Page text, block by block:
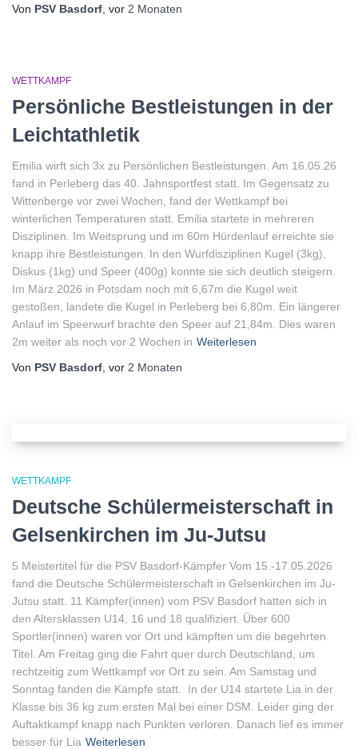
Von PSV Basdorf , vor 2 Monaten
WETTKAMPF
Persönliche Bestleistungen in der
Leichtathletik
Emilia wirft sich 3x zu Persönlichen Bestleistungen. Am 16.05.26
fand in Perleberg das 40. Jahnsportfest statt. Im Gegensatz zu
Wittenberge vor zwei Wochen, fand der Wettkampf bei
winterlichen Temperaturen statt. Emilia startete in mehreren
Disziplinen. Im Weitsprung und im 60m Hürdenlauf erreichte sie
knapp ihre Bestleistungen. In den Wurfdisziplinen Kugel (3kg),
Diskus (1kg) und Speer (400g) konnte sie sich deutlich steigern.
Im März 2026 in Potsdam noch mit 6,67m die Kugel weit
gestoßen, landete die Kugel in Perleberg bei 6,80m. Ein längerer
Anlauf im Speerwurf brachte den Speer auf 21,84m. Dies waren
2m weiter als noch vor 2 Wochen in Weiterlesen
Von PSV Basdorf , vor 2 Monaten
WETTKAMPF
Deutsche Schülermeisterschaft in
Gelsenkirchen im Ju-Jutsu
5 Meistertitel für die PSV Basdorf-Kämpfer Vom 15.-17.05.2026
fand die Deutsche Schülermeisterschaft in Gelsenkirchen im Ju-
Jutsu statt. 11 Kämpfer(innen) vom PSV Basdorf hatten sich in
den Altersklassen U14, 16 und 18 qualifiziert. Über 600
Sportler(innen) waren vor Ort und kämpften um die begehrten
Titel. Am Freitag ging die Fahrt quer durch Deutschland, um
rechtzeitig zum Wettkampf vor Ort zu sein. Am Samstag und
Sonntag fanden die Kämpfe statt. In der U14 startete Lia in der
Klasse bis 36 kg zum ersten Mal bei einer DSM. Leider ging der
Auftaktkampf knapp nach Punkten verloren. Danach lief es immer
besser für Lia Weiterlesen